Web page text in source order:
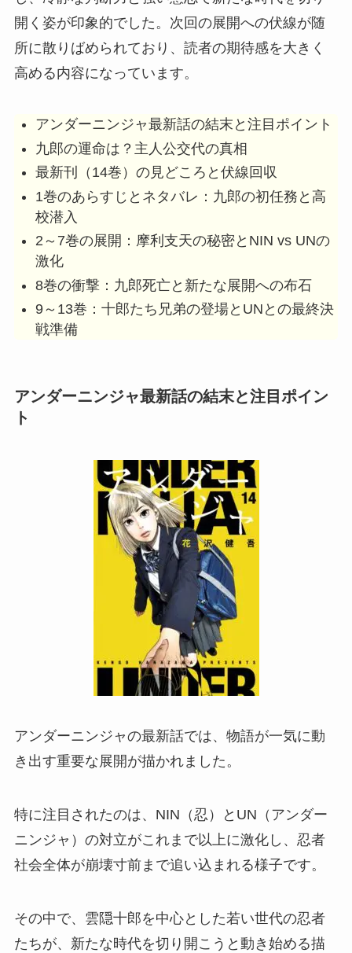
開く姿が印象的でした。次回の展開への伏線が随
所に散りばめられており、読者の期待感を大きく
高める内容になっています。
アンダーニンジャ最新話の結末と注目ポイント
九郎の運命は？主人公交代の真相
最新刊（14巻）の見どころと伏線回収
1巻のあらすじとネタバレ：九郎の初任務と高
校潜入
2～7巻の展開：摩利支天の秘密とNIN vs UNの
激化
8巻の衝撃：九郎死亡と新たな展開への布石
9～13巻：十郎たち兄弟の登場とUNとの最終決
戦準備
アンダーニンジャ最新話の結末と注目ポイン
ト
アンダーニンジャの最新話では、物語が一気に動
き出す重要な展開が描かれました。
特に注目されたのは、NIN（忍）とUN（アンダー
ニンジャ）の対立がこれまで以上に激化し、忍者
社会全体が崩壊寸前まで追い込まれる様子です。
その中で、雲隠十郎を中心とした若い世代の忍者
たちが、新たな時代を切り開こうと動き始める描